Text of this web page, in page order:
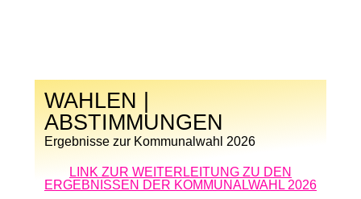
WAHLEN |
ABSTIMMUNGEN
Ergebnisse zur Kommunalwahl 2026
LINK ZUR WEITERLEITUNG ZU DEN
ERGEBNISSEN DER KOMMUNALWAHL 2026